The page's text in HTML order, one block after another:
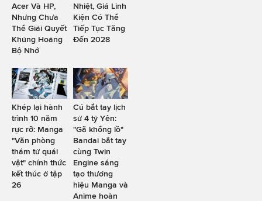
Acer Và HP,
Nhưng Chưa
Thể Giải Quyết
Khủng Hoảng
Bộ Nhớ
Nhiệt, Giá Linh
Kiện Có Thể
Tiếp Tục Tăng
Đến 2028
Khép lại hành
trình 10 năm
rực rỡ: Manga
"Văn phòng
thám tử quái
vật" chính thức
kết thúc ở tập
26
Cú bắt tay lịch
sử 4 tỷ Yên:
"Gã khổng lồ"
Bandai bắt tay
cùng Twin
Engine sáng
tạo thương
hiệu Manga và
Anime hoàn